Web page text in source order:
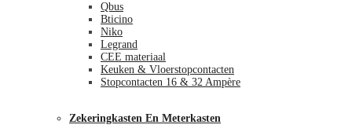
Qbus
Bticino
Niko
Legrand
CEE materiaal
Keuken & Vloerstopcontacten
Stopcontacten 16 & 32 Ampère
Zekeringkasten En Meterkasten